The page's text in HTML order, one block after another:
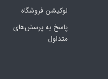
لوکیشن فروشگاه
پاسخ به پرسش‌های
متداول